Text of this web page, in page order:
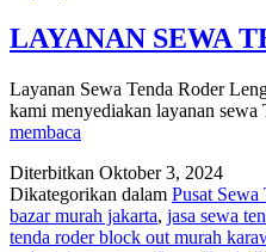
LAYANAN SEWA
Layanan Sewa Tenda Roder
kami menyediakan layanan sewa
membaca
TENDA
RODER
LENGKAP
DENGAN
Diterbitkan Oktober 3, 2024
Dikategorikan dalam Pusat Sewa
bazar murah jakarta, jasa sewa
tenda roder block out murah